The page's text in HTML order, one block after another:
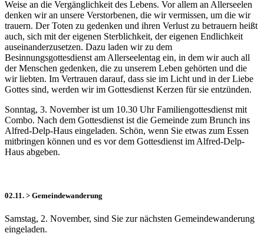
Weise an die Vergänglichkeit des Lebens. Vor allem an Allerseelen
denken wir an unsere Verstorbenen, die wir vermissen, um die wir
trauern. Der Toten zu gedenken und ihren Verlust zu betrauern heißt
auch, sich mit der eigenen Sterblichkeit, der eigenen Endlichkeit
auseinanderzusetzen. Dazu laden wir zu dem
Besinnungsgottesdienst am Allerseelentag ein, in dem wir auch all
der Menschen gedenken, die zu unserem Leben gehörten und die
wir liebten. Im Vertrauen darauf, dass sie im Licht und in der Liebe
Gottes sind, werden wir im Gottesdienst Kerzen für sie entzünden.
Sonntag, 3. November ist um 10.30 Uhr Familiengottesdienst mit
Combo. Nach dem Gottesdienst ist die Gemeinde zum Brunch ins
Alfred-Delp-Haus eingeladen. Schön, wenn Sie etwas zum Essen
mitbringen können und es vor dem Gottesdienst im Alfred-Delp-
Haus abgeben.
02.11. > Gemeindewanderung
Samstag, 2. November, sind Sie zur nächsten Gemeindewanderung
eingeladen.